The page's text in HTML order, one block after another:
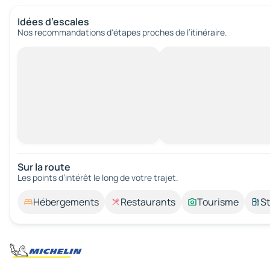
Idées d’escales
Nos recommandations d'étapes proches de l’itinéraire.
Sur la route
Les points d’intérêt le long de votre trajet.
Hébergements Restaurants Tourisme